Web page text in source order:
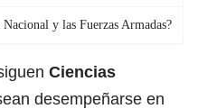
y las Fuerzas Armadas?
Ciencias
desempeñarse en